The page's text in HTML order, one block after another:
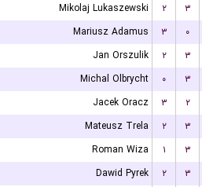
Mikolaj Lukaszewski
۲ ۳
Mariusz Adamus
۳ ۰
Jan Orszulik
۲ ۳
Michal Olbrycht
۰ ۳
Jacek Oracz
۳ ۲
Mateusz Trela
۲ ۳
Roman Wiza
۱ ۳
Dawid Pyrek
۲ ۳